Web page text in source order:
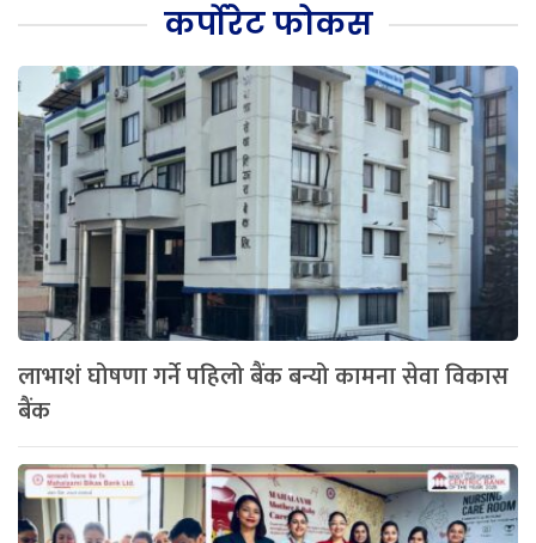
कर्पोरेट फोकस
लाभाशं घोषणा गर्ने पहिलो बैंक बन्यो कामना सेवा विकास
बैंक